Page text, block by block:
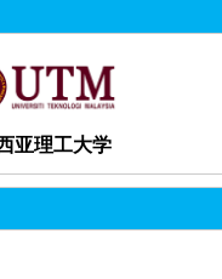
亚理工大学